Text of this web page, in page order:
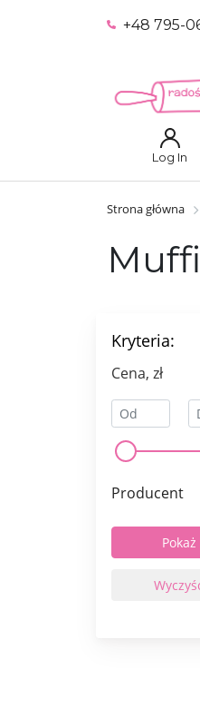
+48 795-
Log In
Strona główna
Kryteria:
Сena, zł
Producent